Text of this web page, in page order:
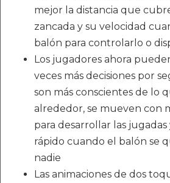
mejor la distancia que
zancada y su velocidad
balón para controlarlo o
Los jugadores ahora
veces más decisiones por
son más conscientes de lo
alrededor, se mueven con
para desarrollar las
rápido cuando el balón se
nadie
Las animaciones de dos